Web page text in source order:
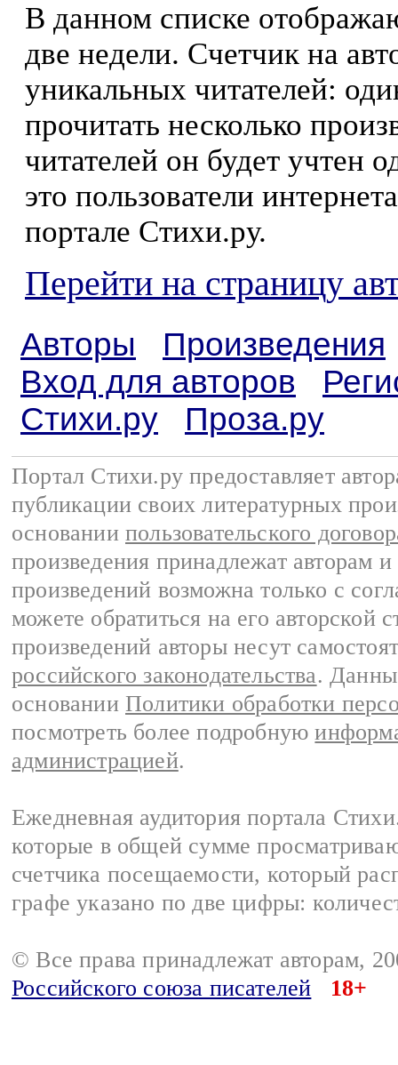
В данном списке
две недели. Счетчик на
уникальных читателей:
прочитать несколько
читателей он будет учтен
это пользователи
портале Стихи.ру.
Перейти на страницу
Авторы
Произведения
Вход для авторов
Стихи.ру
Проза.ру
Портал Стихи.ру предоставляет
публикации своих литературных
основании пользовательского
произведения принадлежат авторам
произведений возможна только с
можете обратиться на его авторской
произведений авторы несут
российского законодательства.
основании Политики обработки
посмотреть более подробную
администрацией.
Ежедневная аудитория портала
которые в общей сумме
счетчика посещаемости, который
графе указано по две цифры:
© Все права принадлежат авторам,
Российского союза писателей
18+